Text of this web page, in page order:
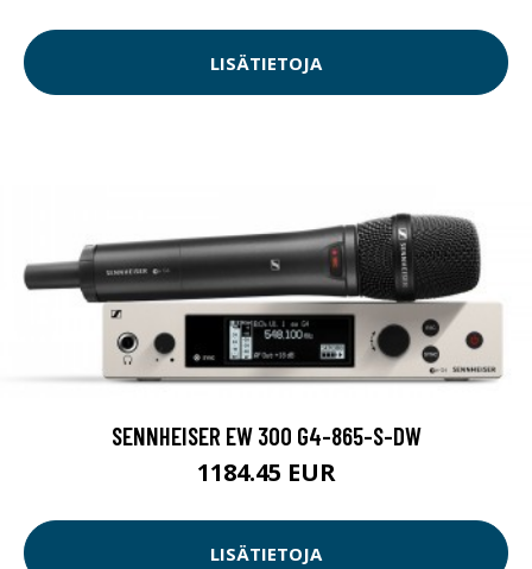
LISÄTIETOJA
SENNHEISER EW 300 G4-865-S-DW
1184.45 EUR
LISÄTIETOJA